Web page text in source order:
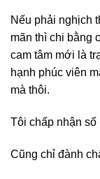
Nếu phải nghịch
mãn thì chi bằng
cam tâm mới là
hạnh phúc viên
mà thôi.
Tôi chấp nhận số
Cũng chỉ đành